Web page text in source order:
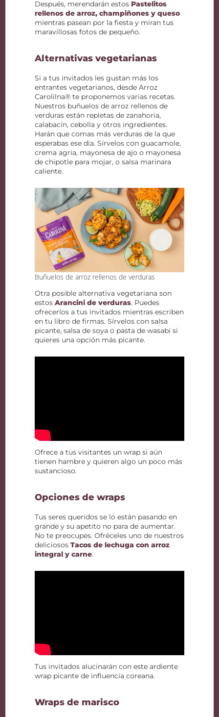
Después, merendarán estos Pastelitos
rellenos de arroz, champiñones y queso
mientras pasean por la fiesta y miran tus
maravillosas fotos de pequeño.
Alternativas vegetarianas
Si a tus invitados les gustan más los
entrantes vegetarianos, desde Arroz
Carolilna® te proponemos varias recetas.
Nuestros buñuelos de arroz rellenos de
verduras están repletas de zanahoria,
calabacín, cebolla y otros ingredientes.
Harán que comas más verduras de la que
esperabas ese día. Sírvelos con guacamole,
crema agria, mayonesa de ajo o mayonesa
de chipotle para mojar, o salsa marinara
caliente.
Buñuelos de arroz rellenos de verduras
Otra posible alternativa vegetariana son
estosArancini de verduras. Puedes
ofrecerlos a tus invitados mientras escriben
en tu libro de firmas. Sírvelos con salsa
picante, salsa de soya o pasta de wasabi si
quieres una opción más picante.
Ofrece a tus visitantes un wrap si aún
tienen hambre y quieren algo un poco más
sustancioso.
Opciones de wraps
Tus seres queridos se lo están pasando en
grande y su apetito no para de aumentar.
No te preocupes. Ofréceles uno de nuestros
deliciososTacos de lechuga con arroz
integral y carne.
Tus invitados alucinarán con este ardiente
wrap picante de influencia coreana.
Wraps de marisco